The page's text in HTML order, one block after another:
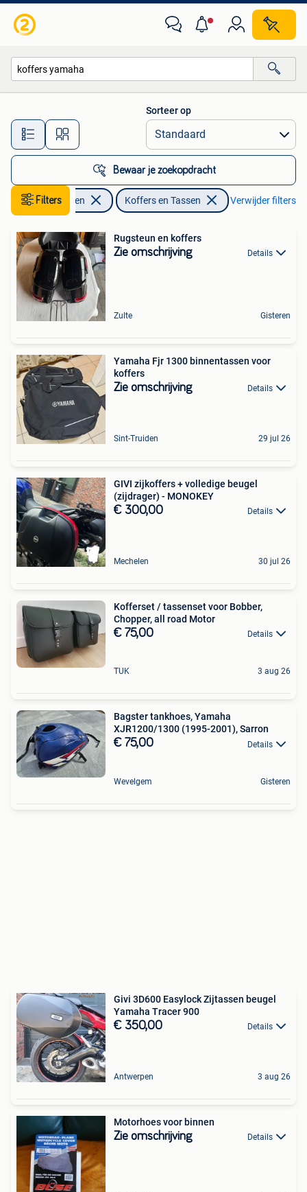
Alle afstanden…
Sorteer op
Bewaar je zoekopdracht
FiltersMotoren Koffers en Tassen Verwijder filters
Rugsteun en koffers
Zie omschrijving Details
Zulte Gisteren
Yamaha Fjr 1300 binnentassen voor
koffers
Zie omschrijving Details
Sint-Truiden 29 jul 26
GIVI zijkoffers + volledige beugel
(zijdrager) - MONOKEY
€ 300,00 Details
Mechelen 30 jul 26
Kofferset / tassenset voor Bobber,
Chopper, all road Motor
€ 75,00 Details
TUK 3 aug 26
Bagster tankhoes, Yamaha
XJR1200/1300 (1995-2001), Sarron
€ 75,00 Details
Wevelgem Gisteren
Givi 3D600 Easylock Zijtassen beugel
Yamaha Tracer 900
€ 350,00 Details
Antwerpen 3 aug 26
Motorhoes voor binnen
Zie omschrijving Details